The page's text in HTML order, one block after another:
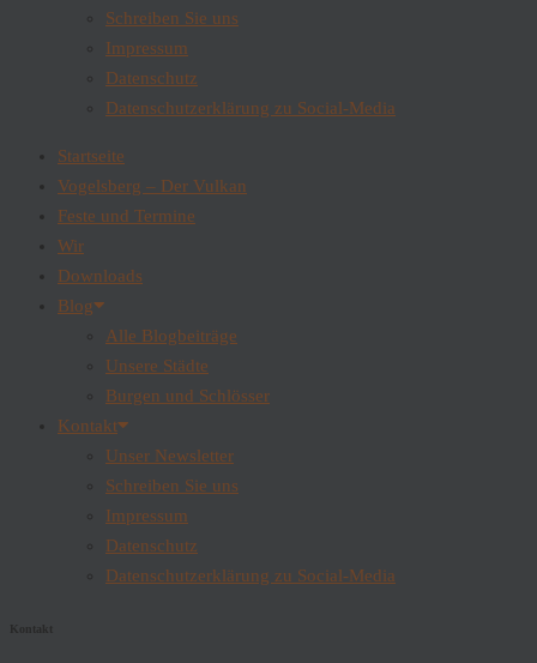
Schreiben Sie uns
Impressum
Datenschutz
Datenschutzerklärung zu Social-Media
Startseite
Vogelsberg – Der Vulkan
Feste und Termine
Wir
Downloads
Blog
Alle Blogbeiträge
Unsere Städte
Burgen und Schlösser
Kontakt
Unser Newsletter
Schreiben Sie uns
Impressum
Datenschutz
Datenschutzerklärung zu Social-Media
Kontakt